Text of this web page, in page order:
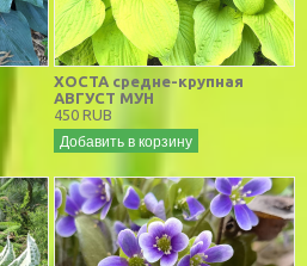
ХОСТА средне-крупная
АВГУСТ МУН
450 RUB
Добавить в корзину